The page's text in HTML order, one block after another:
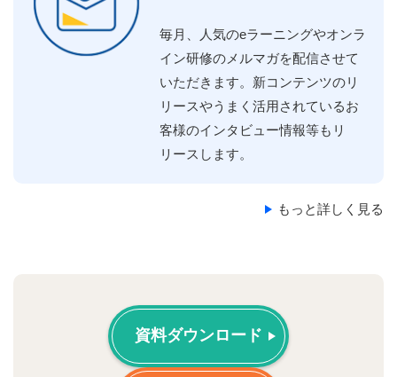
毎⽉、⼈気のeラーニングやオンラ
イン研修のメルマガを配信させて
いただきます。新コンテンツのリ
リースやうまく活⽤されているお
客様のインタビュー情報等もリ
リースします。
もっと詳しく見る
資料ダウンロード